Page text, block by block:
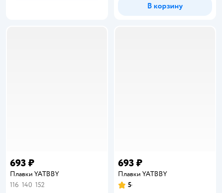
В корзину
693 ₽
Плавки YATBBY
116 140 152
693 ₽
Плавки YATBBY
Рейтинг:
5